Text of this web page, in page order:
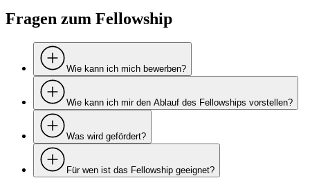
Fragen zum Fellowship
Wie kann ich mich bewerben?
Wie kann ich mir den Ablauf des Fellowships vorstellen?
Was wird gefördert?
Für wen ist das Fellowship geeignet?